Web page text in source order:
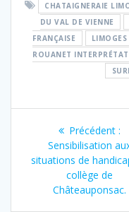
CHATAIGNERAIE
DU VAL DE VIENNE
FRANÇAISE
LIMOGES
ROUANET
Navigation
de
l’article
Précédent :
:
Sensibilisation
situations de
collège de
Châteauponsac.